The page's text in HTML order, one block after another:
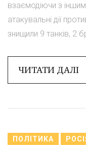
взаємодіючи з
атакувальні дії
знищили 9 танків, 2
ЧИТАТИ ДАЛІ
ПОЛІТИКА